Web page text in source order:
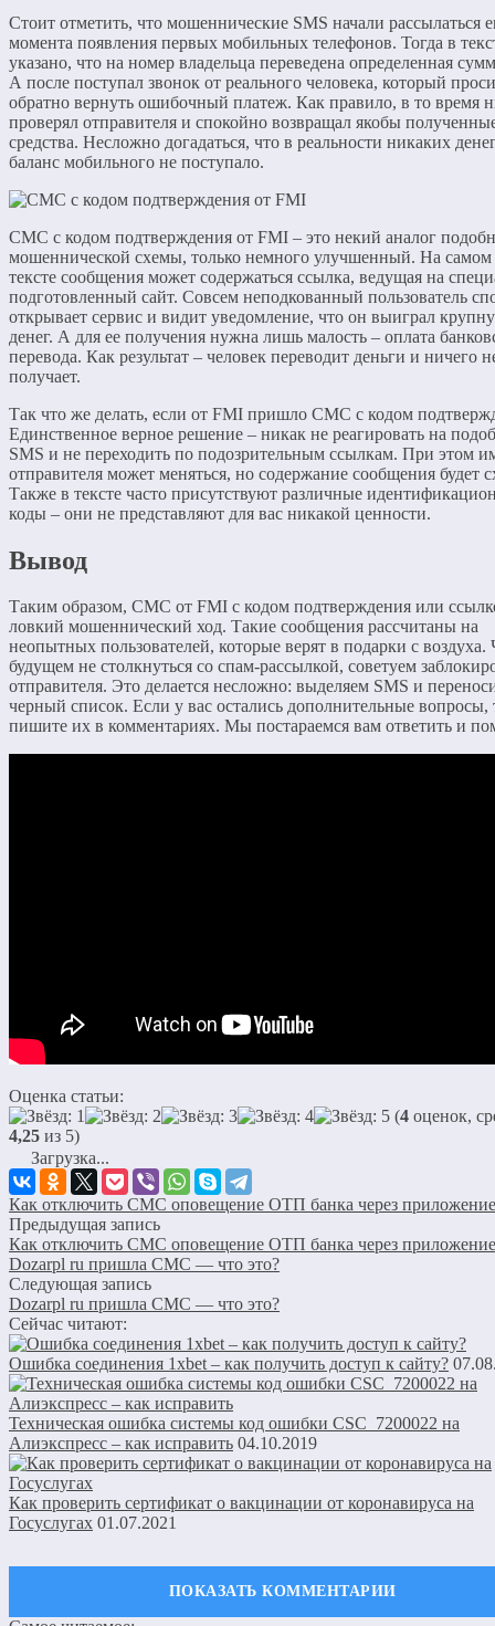
Стоит отметить, что мошеннические SMS начали рассылаться
момента появления первых мобильных телефонов. Тогда в
указано, что на номер владельца переведена определенная
А после поступал звонок от реального человека, который
обратно вернуть ошибочный платеж. Как правило, в то время
проверял отправителя и спокойно возвращал якобы
средства. Несложно догадаться, что в реальности никаких
баланс мобильного не поступало.
СМС с кодом подтверждения от FMI – это некий аналог
мошеннической схемы, только немного улучшенный. На самом
тексте сообщения может содержаться ссылка, ведущая на
подготовленный сайт. Совсем неподкованный пользователь
открывает сервис и видит уведомление, что он выиграл
денег. А для ее получения нужна лишь малость – оплата
перевода. Как результат – человек переводит деньги и ничего
получает.
Так что же делать, если от FMI пришло СМС с кодом
Единственное верное решение – никак не реагировать на
SMS и не переходить по подозрительным ссылкам. При этом
отправителя может меняться, но содержание сообщения будет
Также в тексте часто присутствуют различные
коды – они не представляют для вас никакой ценности.
Вывод
Таким образом, СМС от FMI с кодом подтверждения или
ловкий мошеннический ход. Такие сообщения рассчитаны на
неопытных пользователей, которые верят в подарки с воздуха.
будущем не столкнуться со спам-рассылкой, советуем
отправителя. Это делается несложно: выделяем SMS и
черный список. Если у вас остались дополнительные вопросы,
пишите их в комментариях. Мы постараемся вам ответить и
Оценка статьи:
(4 оценок,
4,25 из 5)
Загрузка...
Как отключить СМС оповещение ОТП банка через
Предыдущая запись
Как отключить СМС оповещение ОТП банка через
Dozarpl ru пришла СМС — что это?
Следующая запись
Dozarpl ru пришла СМС — что это?
Сейчас читают:
Ошибка соединения 1xbet – как получить доступ к сайту?
Техническая ошибка системы код ошибки CSC_7200022 на
Алиэкспресс – как исправить 04.10.2019
Как проверить сертификат о вакцинации от коронавируса на
Госуслугах 01.07.2021